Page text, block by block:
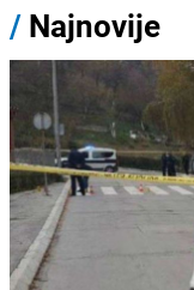
/ Najnovije